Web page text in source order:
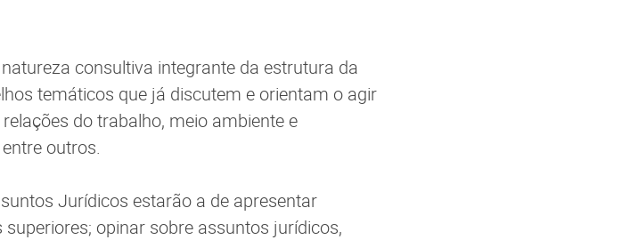
consultiva integrante da estrutura da
temáticos que já discutem e orientam o agir
do trabalho, meio ambiente e
outros.
Jurídicos estarão a de apresentar
opinar sobre assuntos jurídicos,